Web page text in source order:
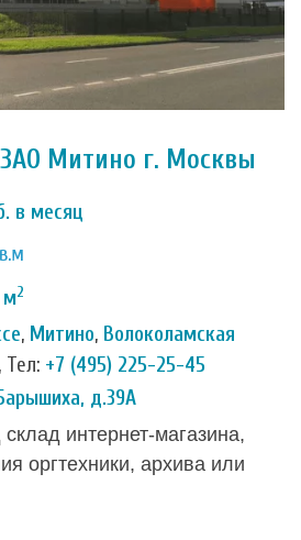
Митино г. Москвы
в месяц
м2
, Митино, Волоколамская
+7 (495) 225-25-45
д.39А
интернет-магазина,
оргтехники, архива или
Отличное